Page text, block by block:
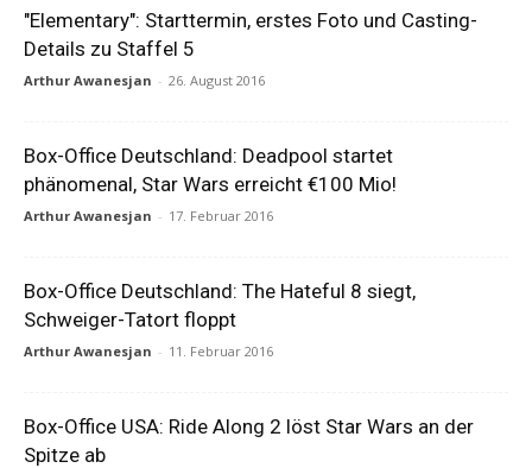
"Elementary": Starttermin, erstes Foto und Casting-
Details zu Staffel 5
Arthur Awanesjan - 26. August 2016
Box-Office Deutschland: Deadpool startet
phänomenal, Star Wars erreicht €100 Mio!
Arthur Awanesjan - 17. Februar 2016
Box-Office Deutschland: The Hateful 8 siegt,
Schweiger-Tatort floppt
Arthur Awanesjan - 11. Februar 2016
Box-Office USA: Ride Along 2 löst Star Wars an der
Spitze ab